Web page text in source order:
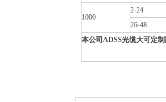
1000
2-24
26-48
本公司ADSS光缆大可定